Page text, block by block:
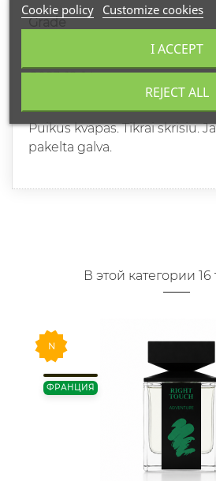
Grade
2023-12-14
ENERGIJOS BOMBA
Puikus kvapas. Tikrai skrisiu.
pakelta galva.
В этой категории 16
N
ФРАНЦИЯ
Cookie policy Customize cookies
REJECT ALL
I ACCEPT